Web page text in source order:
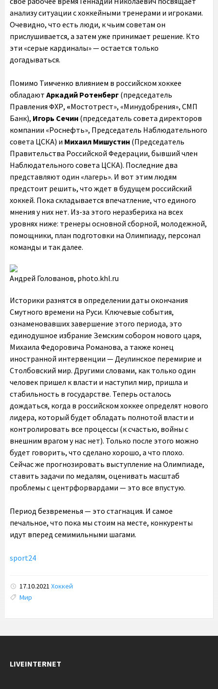
анализу ситуации с хоккейными тренерами и игроками.
Очевидно, что есть люди, к чьим советам он
прислушивается, а затем уже принимает решение. Кто
эти «серые кардиналы» — остается только
догадываться.
Помимо Тимченко влиянием в российском хоккее
обладают Аркадий Ротенберг (председатель
Правления ФХР, «Мостотрест», «Минудобрения», СМП
Банк), Игорь Сечин (председатель совета директоров
компании «Роснефть», Председатель Наблюдательного
совета ЦСКА) и Михаил Мишустин (Председатель
Правительства Российской Федерации, бывший член
Наблюдательного совета ЦСКА). Последние два
представляют один «лагерь». И вот этим людям
предстоит решить, что ждет в будущем российский
хоккей. Пока складывается впечатление, что единого
мнения у них нет. Из-за этого неразбериха на всех
уровнях ниже: тренеры основной сборной, молодежной,
помощники, план подготовки на Олимпиаду, персонал
команды и так далее.
Андрей Голованов, photo.khl.ru
Историки разнятся в определении даты окончания
Смутного времени на Руси. Ключевые события,
ознаменовавших завершение этого периода, это
единодушное избрание Земским собором нового царя,
Михаила Федоровича Романова, а также конец
иностранной интервенции — Деулинское перемирие и
Столбовский мир. Другими словами, как только один
человек пришел к власти и наступил мир, пришла и
стабильность в государстве. Теперь осталось
дождаться, когда в российском хоккее определят нового
лидера, который будет обладать полнотой власти и
контролировать все процессы (к счастью, войны с
внешним врагом у нас нет). Только после этого можно
будет говорить, что сделано хорошо, а что плохо.
Сейчас же прогнозировать выступление на Олимпиаде,
ставить задачи по медалям, оценивать масштаб
проблемы с центрфорвардами — это все впустую.
Период безвременья — это стагнация. И самое
печальное, что пока мы стоим на месте, конкуренты
идут вперед семимильными шагами.
sport24
17.10.2021 Хоккей
Tags:
Мир
LIVEINTERNET